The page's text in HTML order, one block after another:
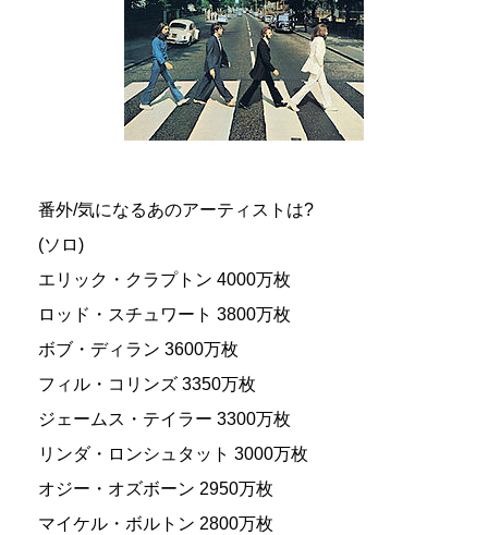
番外/気になるあのアーティストは?
(ソロ)
エリック・クラプトン 4000万枚
ロッド・スチュワート 3800万枚
ボブ・ディラン 3600万枚
フィル・コリンズ 3350万枚
ジェームス・テイラー 3300万枚
リンダ・ロンシュタット 3000万枚
オジー・オズボーン 2950万枚
マイケル・ボルトン 2800万枚